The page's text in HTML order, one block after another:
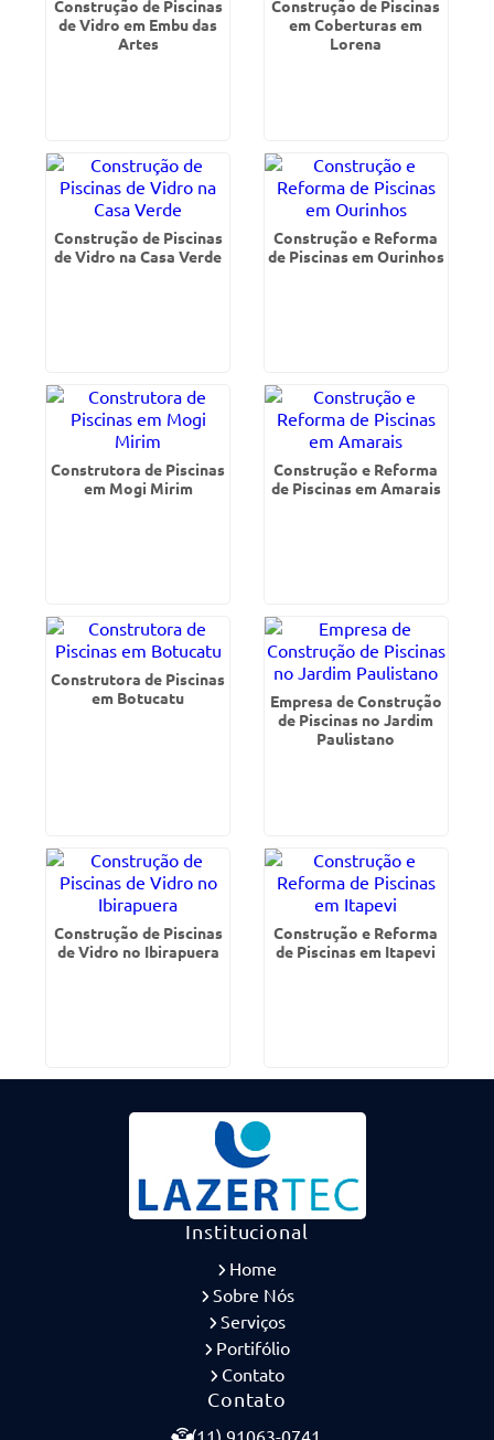
Construção de Piscinas
de Vidro em Embu das
Artes
Construção de Piscinas
em Coberturas em
Lorena
Construção de Piscinas
de Vidro na Casa Verde
Construção e Reforma
de Piscinas em Ourinhos
Construtora de Piscinas
em Mogi Mirim
Construção e Reforma
de Piscinas em Amarais
Construtora de Piscinas
em Botucatu
Empresa de Construção
de Piscinas no Jardim
Paulistano
Construção de Piscinas
de Vidro no Ibirapuera
Construção e Reforma
de Piscinas em Itapevi
Institucional
Home
Sobre Nós
Serviços
Portifólio
Contato
Contato
(11) 91063-0741